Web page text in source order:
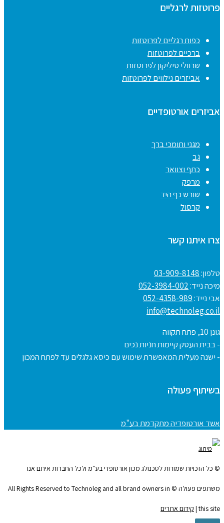
פרוטזות לרגליים
כפות רגליים לפרוטזות
ברכיים לפרוטזות
שרוולי סיליקון לפרוטזות
אביזרים נילווים לפרוטזות
אביזרים אורטופדיים
מגני ותומכי ברך
גב
כתף וצוואר
מרפק
שורש כף היד
קרסול
צרו איתנו קשר
טלפון:03-909-8148
מיכה נייד:052-3984-002
אבי נייד:052-4358-989
info@technoleg.co.il
גונן 10, פתח תקווה
- בבית העסק קיימות חניות נכים
- ישנה מעלית המאפשרת שימוש עם כיסא גלגלים עד לפתח המכון
בשיתוף פעולה
אשד אורטופדיה מתקדמת בע"מ
© כל הזכויות שמורות לטכנולג מכון אורטופדי בע"מ ולכל החברות איתם אנו
משתפים פעולה © All Rights Reserved to Technoleg and all brand owners in
this site | קידום אתרים